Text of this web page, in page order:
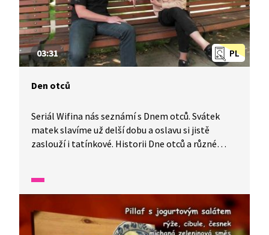
PL
03:31
Den otců
Seriál Wifina nás seznámí s Dnem otců. Svátek
matek slavíme už delší dobu a oslavu si jistě
zaslouží i tatínkové. Historii Dne otců a různé